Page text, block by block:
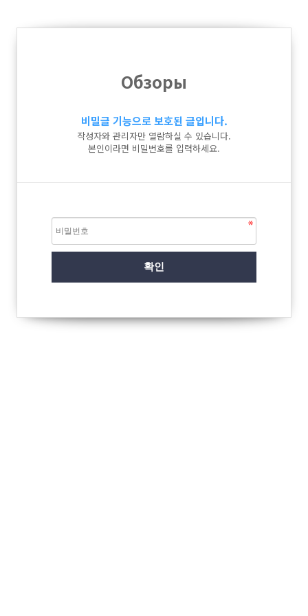
Обзоры
비밀글 기능으로 보호된 글입니다.
작성자와 관리자만 열람하실 수 있습니다.
본인이라면 비밀번호를 입력하세요.